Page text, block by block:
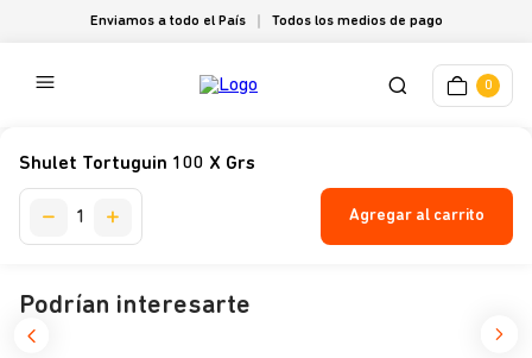
Enviamos a todo el País Todos los medios de pago
0
Shulet Tortuguin 100 X Grs
Agregar al carrito
Podrían interesarte